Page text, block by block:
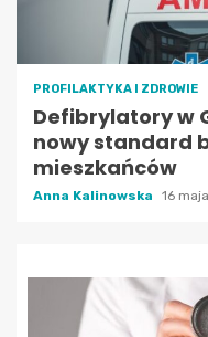
PROFILAKTYKA I ZDROWIE
Defibrylatory w
nowy standard
mieszkańców
Anna Kalinowska 16